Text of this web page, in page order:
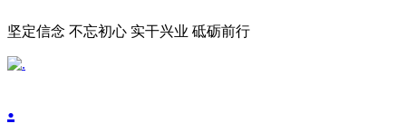
坚定信念 不忘初心 实干兴业 砥砺前行
.